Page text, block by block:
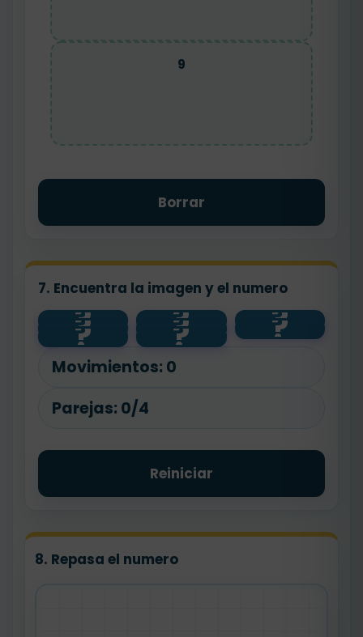
9
Borrar
7. Encuentra la imagen y el numero
?
3 ?
9 ?
? ? ?
5
?
7 ?
Movimientos: 0
Parejas: 0/4
Reiniciar
8. Repasa el numero